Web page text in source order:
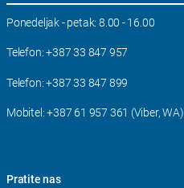
Ponedeljak - petak: 8.00 - 16.00
Telefon:+387 33 847 957
Telefon:+387 33 847 899
Mobitel:+387 61 957 361 (Viber, WA)
Pratite nas